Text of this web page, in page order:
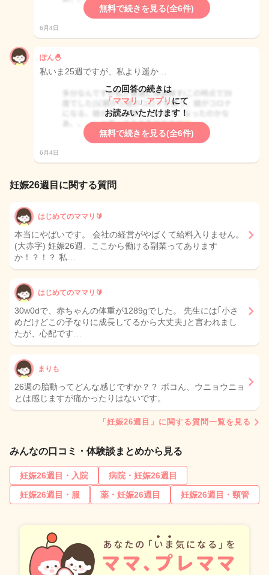
無料で続きを見る(全6件)
6月4日
ぽん🐣
私いま25週ですが、私より遥か…
この回答の続きは
「ママリ」アプリ にて
お読みいただけます！
無料で続きを見る(全6件)
6月4日
妊娠26週目に関する質問
はじめてのママリ🔰
本当にやばいです。 会社の経営がやばくて給料入りません。
(大赤字) 妊娠26週、ここから働ける副業ってあります
か！？！？ 私…
はじめてのママリ🔰
30w0dで、赤ちゃんの体重が1289gでした。 先生には｢小さ
めだけどこの子なりに成長してるから大丈夫｣と言われまし
たが、心配です…
まりも
26週の胎動ってどんな感じですか？？ ボコん、ウニョウニョ
とは感じますが痛かったりはないです。
「妊娠26週目」に関する質問一覧を見る
みんなの口コミ・体験談まとめから見る
妊娠26週目・入院
病院・妊娠26週目
妊娠26週目・服
薬・妊娠26週目 妊娠26週目・頸管